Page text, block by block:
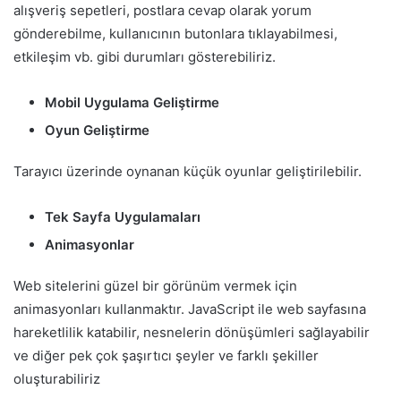
alışveriş sepetleri, postlara cevap olarak yorum
gönderebilme, kullanıcının butonlara tıklayabilmesi,
etkileşim vb. gibi durumları gösterebiliriz.
Mobil Uygulama Geliştirme
Oyun Geliştirme
Tarayıcı üzerinde oynanan küçük oyunlar geliştirilebilir.
Tek Sayfa Uygulamaları
Animasyonlar
Web sitelerini güzel bir görünüm vermek için
animasyonları kullanmaktır. JavaScript ile web sayfasına
hareketlilik katabilir, nesnelerin dönüşümleri sağlayabilir
ve diğer pek çok şaşırtıcı şeyler ve farklı şekiller
oluşturabiliriz